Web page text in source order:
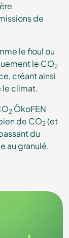
de
le fioul ou
le CO2
créant ainsi
le climat.
2 ÖkoFEN
de CO2 (et
du
au granulé.